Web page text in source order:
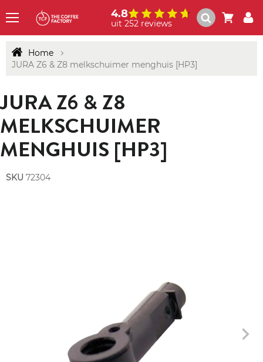
4.8
uit 252 reviews
Home
JURA Z6 & Z8 melkschuimer menghuis [HP3]
JURA Z6 & Z8
MELKSCHUIMER
MENGHUIS [HP3]
SKU 72304